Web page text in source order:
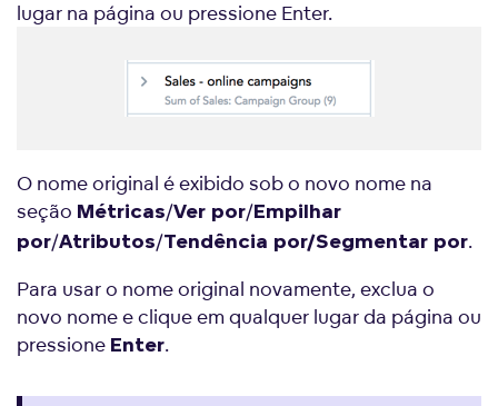
lugar na página ou pressione Enter.
O nome original é exibido sob o novo nome na
seção Métricas/Ver por/Empilhar
por/Atributos/Tendência por/Segmentar por.
Para usar o nome original novamente, exclua o
novo nome e clique em qualquer lugar da página ou
pressione Enter.